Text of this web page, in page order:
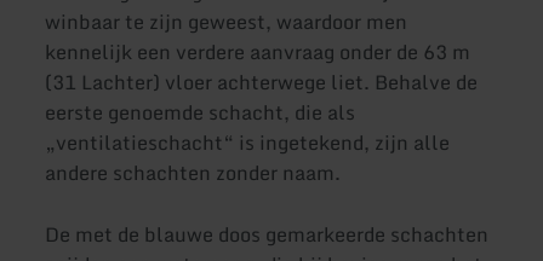
winbaar te zijn geweest, waardoor men
kennelijk een verdere aanvraag onder de 63 m
(31 Lachter) vloer achterwege liet. Behalve de
eerste genoemde schacht, die als
„ventilatieschacht“ is ingetekend, zijn alle
andere schachten zonder naam.
De met de blauwe doos gemarkeerde schachten